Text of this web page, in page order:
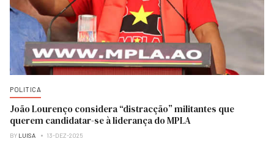
POLITICA
João Lourenço considera “distracção” militantes que
querem candidatar-se à liderança do MPLA
BY LUISA 13-DEZ-2025